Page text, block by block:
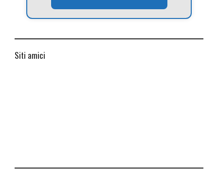
Siti amici